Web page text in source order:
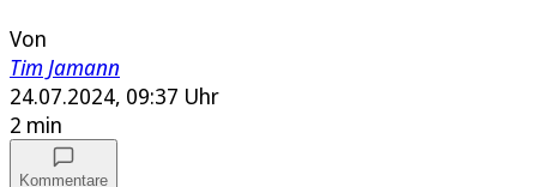
Von
Tim Jamann
24.07.2024, 09:37 Uhr
2 min
Kommentare